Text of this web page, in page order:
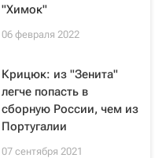
"Химок"
06 февраля 2022
Крицюк: из "Зенита"
легче попасть в
сборную России, чем из
Португалии
07 сентября 2021